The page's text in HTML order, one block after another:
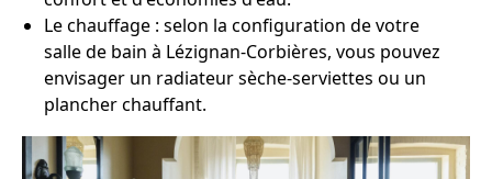
Le chauffage : selon la configuration de votre
salle de bain à Lézignan-Corbières, vous pouvez
envisager un radiateur sèche-serviettes ou un
plancher chauffant.